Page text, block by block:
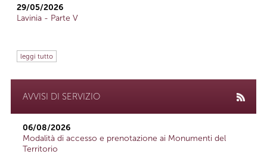
29/05/2026
Lavinia - Parte V
leggi tutto
AVVISI DI SERVIZIO
06/08/2026
Modalità di accesso e prenotazione ai Monumenti del
Territorio